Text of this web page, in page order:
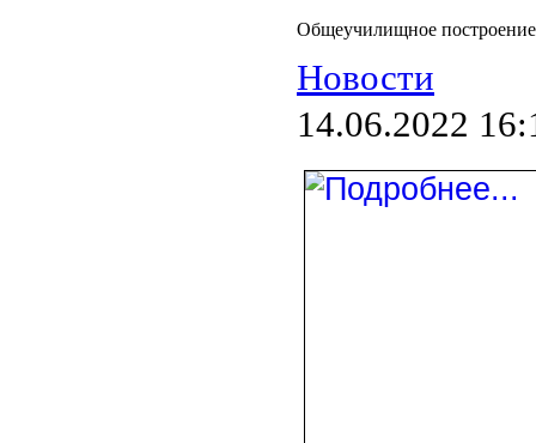
Общеучилищное построение
Новости
14.06.2022